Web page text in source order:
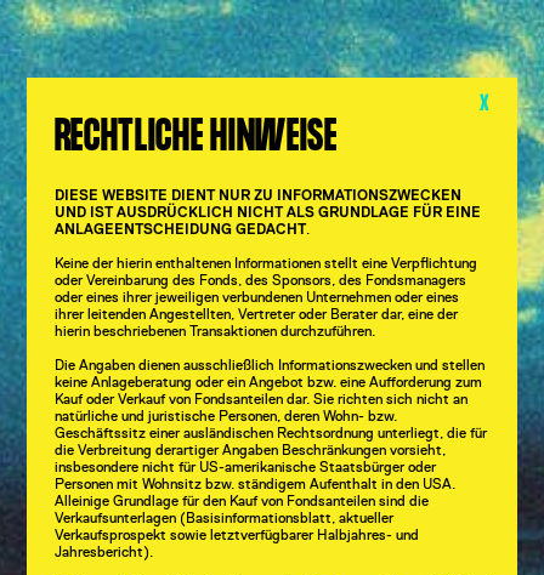
X
RECHTLICHE HINWEISE
DIESE WEBSITE DIENT NUR ZU INFORMATIONSZWECKEN
UND IST AUSDRÜCKLICH NICHT ALS GRUNDLAGE FÜR EINE
ANLAGEENTSCHEIDUNG GEDACHT.
Keine der hierin enthaltenen Informationen stellt eine Verpflichtung
oder Vereinbarung des Fonds, des Sponsors, des Fondsmanagers
oder eines ihrer jeweiligen verbundenen Unternehmen oder eines
ihrer leitenden Angestellten, Vertreter oder Berater dar, eine der
hierin beschriebenen Transaktionen durchzuführen.
Die Angaben dienen ausschließlich Informationszwecken und stellen
keine Anlageberatung oder ein Angebot bzw. eine Aufforderung zum
Kauf oder Verkauf von Fondsanteilen dar. Sie richten sich nicht an
natürliche und juristische Personen, deren Wohn- bzw.
Geschäftssitz einer ausländischen Rechtsordnung unterliegt, die für
die Verbreitung derartiger Angaben Beschränkungen vorsieht,
insbesondere nicht für US-amerikanische Staatsbürger oder
Personen mit Wohnsitz bzw. ständigem Aufenthalt in den USA.
Alleinige Grundlage für den Kauf von Fondsanteilen sind die
Verkaufsunterlagen (Basisinformationsblatt, aktueller
Verkaufsprospekt sowie letztverfügbarer Halbjahres- und
Jahresbericht).